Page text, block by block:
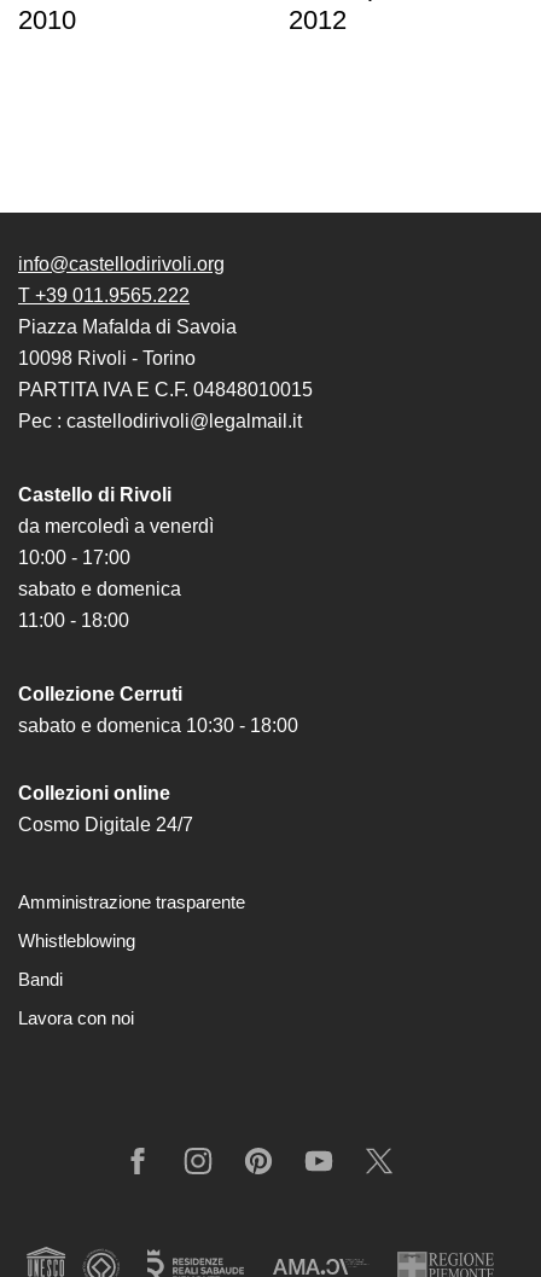
evento
il
2010
2012
info@castellodirivoli.org
T +39 011.9565.222
Piazza Mafalda di Savoia
10098 Rivoli - Torino
PARTITA IVA E C.F. 04848010015
Pec : castellodirivoli@legalmail.it
Castello di Rivoli
da mercoledì a venerdì
10:00 - 17:00
sabato e domenica
11:00 - 18:00
Collezione Cerruti
sabato e domenica 10:30 - 18:00
Collezioni online
Cosmo Digitale 24/7
Amministrazione trasparente
Whistleblowing
Bandi
Lavora con noi
FacebookInstagramPinterestYouTubeX